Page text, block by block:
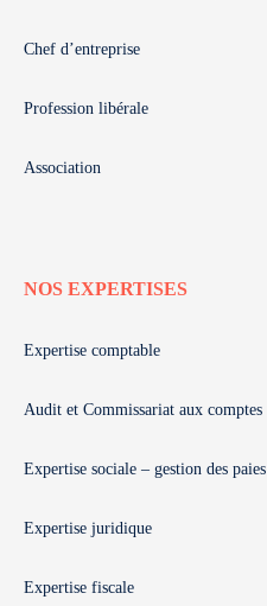
Chef d’entreprise
Profession libérale
Association
NOS EXPERTISES
Expertise comptable
Audit et Commissariat aux comptes
Expertise sociale – gestion des paies
Expertise juridique
Expertise fiscale